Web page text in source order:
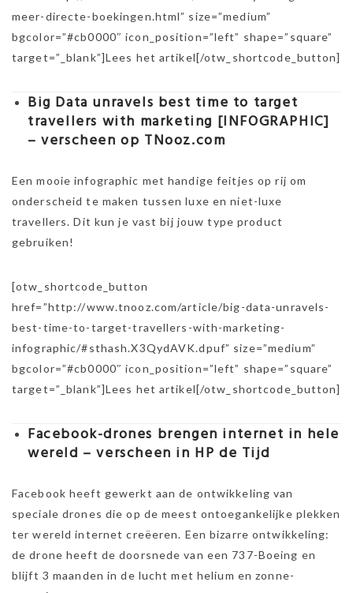
meer-directe-boekingen.html” size=”medium”
bgcolor=”#cb0000″ icon_position=”left” shape=”square”
target=”_blank”]Lees het artikel[/otw_shortcode_button]
Big Data unravels best time to target
travellers with marketing [INFOGRAPHIC]
– verscheen op TNooz.com
Een mooie infographic met handige feitjes op rij om
onderscheid te maken tussen luxe en niet-luxe
travellers. Dit kun je vast bij jouw type product
gebruiken!
[otw_shortcode_button
href=”http://www.tnooz.com/article/big-data-unravels-
best-time-to-target-travellers-with-marketing-
infographic/#sthash.X3QydAVK.dpuf” size=”medium”
bgcolor=”#cb0000″ icon_position=”left” shape=”square”
target=”_blank”]Lees het artikel[/otw_shortcode_button]
Facebook-drones brengen internet in hele
wereld – verscheen in HP de Tijd
Facebook heeft gewerkt aan de ontwikkeling van
speciale drones die op de meest ontoegankelijke plekken
ter wereld internet creëeren. Een bizarre ontwikkeling:
de drone heeft de doorsnede van een 737-Boeing en
blijft 3 maanden in de lucht met helium en zonne-